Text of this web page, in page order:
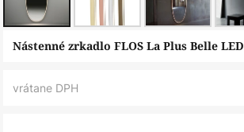
Preskočiť
Nástenné zrkadlo FLOS La Plus Belle LED
vrátane DPH